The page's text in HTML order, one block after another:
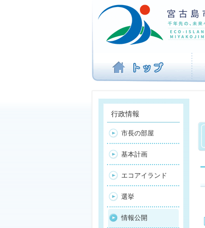
ビ
を
ば
す
行政情報
市長の部屋
基本計画
エコアイランド
選挙
情報公開